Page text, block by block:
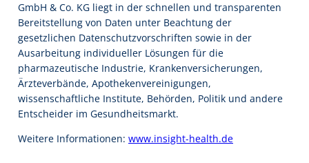
GmbH & Co. KG liegt in der schnellen und transparenten
Bereitstellung von Daten unter Beachtung der
gesetzlichen Datenschutzvorschriften sowie in der
Ausarbeitung individueller Lösungen für die
pharmazeutische Industrie, Krankenversicherungen,
Ärzteverbände, Apothekenvereinigungen,
wissenschaftliche Institute, Behörden, Politik und andere
Entscheider im Gesundheitsmarkt.
Weitere Informationen: www.insight-health.de